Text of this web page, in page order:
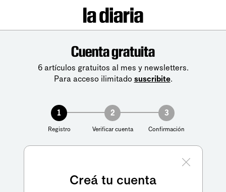
Cuenta gratuita
6 artículos gratuitos al mes y newsletters.
Para acceso ilimitado suscribite.
1
Registro
2
Verificar cuenta
3
Confirmación
Creá tu cuenta